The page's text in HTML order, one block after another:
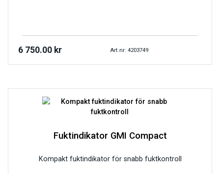
6 750.00 kr Art.nr: 4203749
Fuktindikator GMI Compact
Kompakt fuktindikator för snabb fuktkontroll